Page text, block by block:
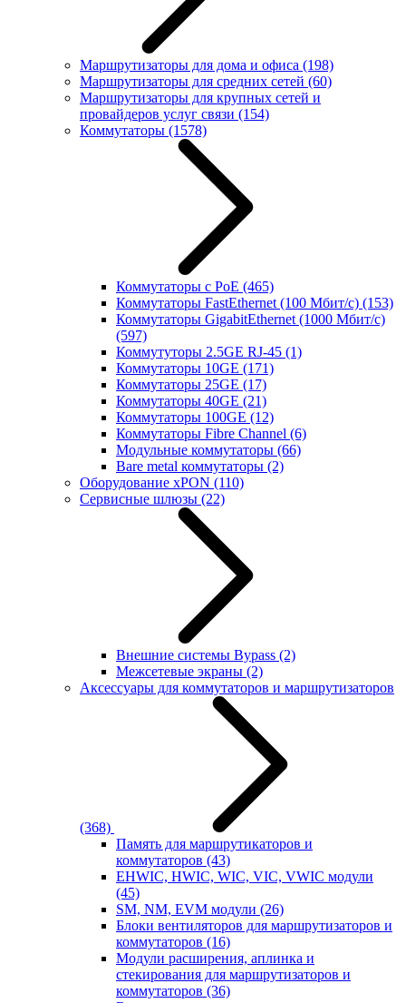
Маршрутизаторы для дома и офиса (198)
Маршрутизаторы для средних сетей (60)
Маршрутизаторы для крупных сетей и
провайдеров услуг связи (154)
Коммутаторы (1578)
Коммутаторы с PoE (465)
Коммутаторы FastEthernet (100 Мбит/с) (153)
Коммутаторы GigabitEthernet (1000 Мбит/с)
(597)
Коммутуторы 2.5GE RJ-45 (1)
Коммутаторы 10GE (171)
Коммутаторы 25GE (17)
Коммутаторы 40GE (21)
Коммутаторы 100GE (12)
Коммутаторы Fibre Channel (6)
Модульные коммутаторы (66)
Bare metal коммутаторы (2)
Оборудование xPON (110)
Сервисные шлюзы (22)
Внешние системы Bypass (2)
Межсетевые экраны (2)
Аксессуары для коммутаторов и маршрутизаторов
(368)
Память для маршрутикаторов и
коммутаторов (43)
EHWIC, HWIC, WIC, VIC, VWIC модули
(45)
SM, NM, EVM модули (26)
Блоки вентиляторов для маршрутизаторов и
коммутаторов (16)
Модули расширения, аплинка и
стекирования для маршрутизаторов и
коммутаторов (36)